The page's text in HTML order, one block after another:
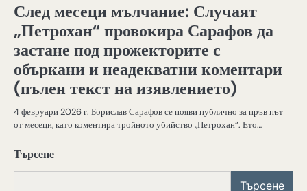
След месеци мълчание: Случаят
„Петрохан“ провокира Сарафов да
застане под прожекторите с
объркани и неадекватни коментари
(пълен текст на изявлението)
4 февруари 2026 г. Борислав Сарафов се появи публично за пръв път
от месеци, като коментира тройното убийство „Петрохан“. Ето…
Търсене
Търсене